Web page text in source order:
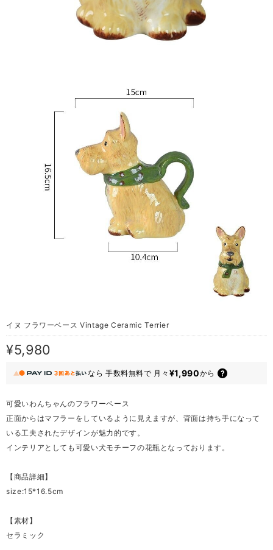
イヌ フラワーベース Vintage Ceramic Terrier
¥5,980
なら 手数料無料で 月々 ¥1,990から
可愛いわんちゃんのフラワーベース
正面からはマフラーをしているように見えますが、背面は持ち手になって
いる工夫されたデザインが魅力的です。
インテリアとしても可愛い犬モチーフの花瓶となっております。
【商品詳細】
size:15*16.5cm
【素材】
セラミック